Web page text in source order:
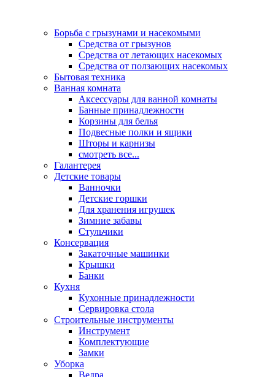
Борьба с грызунами и насекомыми
Средства от грызунов
Средства от летающих насекомых
Средства от ползающих насекомых
Бытовая техника
Ванная комната
Аксессуары для ванной комнаты
Банные принадлежности
Корзины для белья
Подвесные полки и ящики
Шторы и карнизы
смотреть все...
Галантерея
Детские товары
Ванночки
Детские горшки
Для хранения игрушек
Зимние забавы
Стульчики
Консервация
Закаточные машинки
Крышки
Банки
Кухня
Кухонные принадлежности
Сервировка стола
Строительные инструменты
Инструмент
Комплектующие
Замки
Уборка
Ведра